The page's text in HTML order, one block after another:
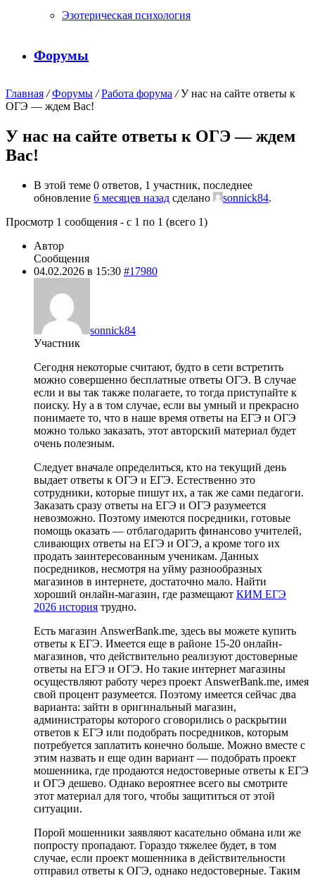
Эзотерическая психология
Форумы
Главная / Форумы / Работа форума / У нас на сайте ответы к
ОГЭ — ждем Вас!
У нас на сайте ответы к ОГЭ — ждем
Вас!
В этой теме 0 ответов, 1 участник, последнее
обновление 6 месяцев назад сделано sonnick84.
Просмотр 1 сообщения - с 1 по 1 (всего 1)
Автор
Сообщения
04.02.2026 в 15:30 #17980
sonnick84
Участник
Сегодня некоторые считают, будто в сети встретить
можно совершенно бесплатные ответы ОГЭ. В случае
если и вы так также полагаете, то тогда приступайте к
поиску. Ну а в том случае, если вы умный и прекрасно
понимаете то, что в наше время ответы на ЕГЭ и ОГЭ
можно только заказать, этот авторский материал будет
очень полезным.
Следует вначале определиться, кто на текущий день
выдает ответы к ОГЭ и ЕГЭ. Естественно это
сотрудники, которые пишут их, а так же сами педагоги.
Заказать сразу ответы на ЕГЭ и ОГЭ разумеется
невозможно. Поэтому имеются посредники, готовые
помощь оказать — отблагодарить финансово учителей,
сливающих ответы на ЕГЭ и ОГЭ, а кроме того их
продать заинтересованным ученикам. Данных
посредников, несмотря на уйму разнообразных
магазинов в интернете, достаточно мало. Найти
хороший онлайн-магазин, где размещают КИМ ЕГЭ
2026 история трудно.
Есть магазин AnswerBank.me, здесь вы можете купить
ответы к ЕГЭ. Имеется еще в районе 15-20 онлайн-
магазинов, что действительно реализуют достоверные
ответы на ЕГЭ и ОГЭ. Но такие интернет магазины
осуществляют работу через проект AnswerBank.me, имея
свой процент разумеется. Поэтому имеется сейчас два
варианта: зайти в оригинальный магазин,
администраторы которого сговорились о раскрытии
ответов к ЕГЭ или подобрать посредников, которым
потребуется заплатить конечно больше. Можно вместе с
этим назвать и еще один вариант — подобрать проект
мошенника, где продаются недостоверные ответы к ЕГЭ
и ОГЭ дешево. Однако вероятнее всего вы смотрите
этот материал для того, чтобы защититься от этой
ситуации.
Порой мошенники заявляют касательно обмана или же
попросту пропадают. Гораздо тяжелее будет, в том
случае, если проект мошенника в действительности
отправил ответы к ОГЭ, однако недостоверные. Таким